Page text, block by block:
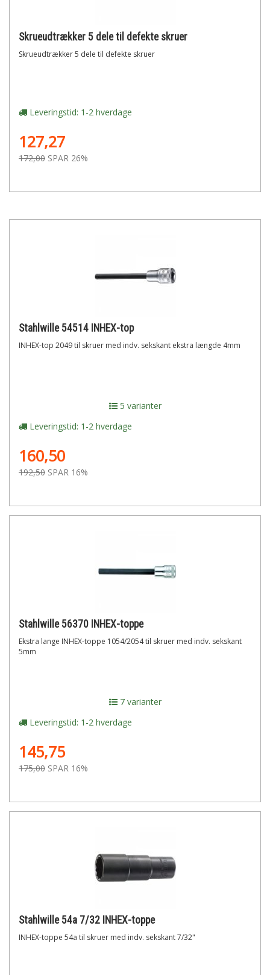
Skrueudtrækker 5 dele til defekte skruer
Skrueudtrækker 5 dele til defekte skruer
Leveringstid: 1-2 hverdage
127,27
172,00 SPAR 26%
Stahlwille 54514 INHEX-top
INHEX-top 2049 til skruer med indv. sekskant ekstra længde 4mm
5 varianter
Leveringstid: 1-2 hverdage
160,50
192,50 SPAR 16%
Stahlwille 56370 INHEX-toppe
Ekstra lange INHEX-toppe 1054/2054 til skruer med indv. sekskant
5mm
7 varianter
Leveringstid: 1-2 hverdage
145,75
175,00 SPAR 16%
Stahlwille 54a 7/32 INHEX-toppe
INHEX-toppe 54a til skruer med indv. sekskant 7/32"